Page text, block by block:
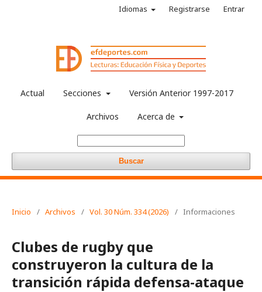
Actual Secciones Versión Anterior 1997-2017
Archivos Acerca de
Buscar
Idiomas Registrarse Entrar
Inicio / Archivos / Vol. 30 Núm. 334 (2026) / Informaciones
Clubes de rugby que
construyeron la cultura de la
transición rápida defensa-ataque